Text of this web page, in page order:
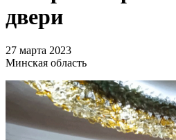
двери
27 марта 2023
Минская область